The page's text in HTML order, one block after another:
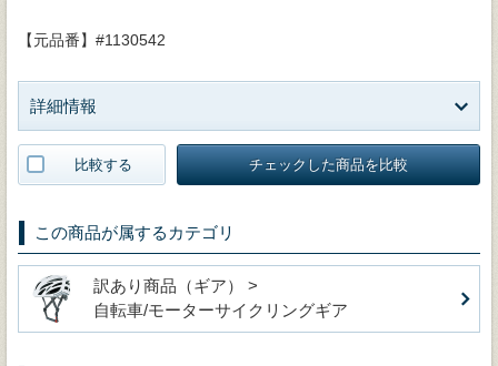
【元品番】#1130542
詳細情報
比較する チェックした商品を比較
この商品が属するカテゴリ
訳あり商品（ギア） >
自転車/モーターサイクリングギア